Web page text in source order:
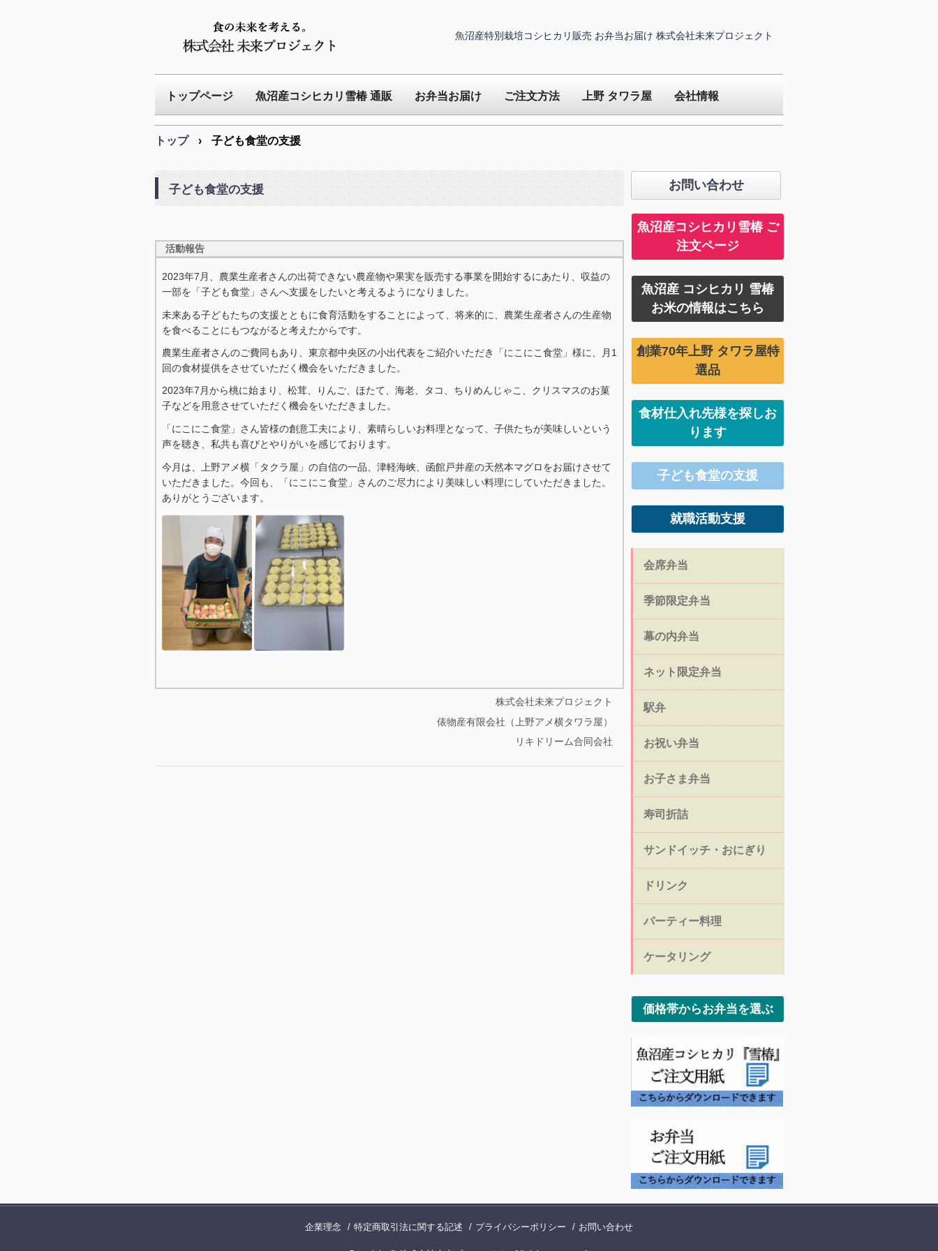
魚沼産特別栽培コシヒカリ販売 お弁当お届け 株式会社未来プロジェクト
トップページ 魚沼産コシヒカリ雪椿 通販 お弁当お届け ご注文方法 上野 タワラ屋 会社情報
トップ › 子ども食堂の支援
子ども食堂の支援
活動報告
2023年7月、農業生産者さんの出荷できない農産物や果実を販売する事業を開始するにあたり、収益の
一部を「子ども食堂」さんへ支援をしたいと考えるようになりました。
未来ある子どもたちの支援とともに食育活動をすることによって、将来的に、農業生産者さんの生産物
を食べることにもつながると考えたからです。
農業生産者さんのご費同もあり、東京都中央区の小出代表をご紹介いただき「にこにこ食堂」様に、月1
回の食材提供をさせていただく機会をいただきました。
2023年7月から桃に始まり、松茸、りんご、ほたて、海老、タコ、ちりめんじゃこ、クリスマスのお菓
子などを用意させていただく機会をいただきました。
「にこにこ食堂」さん皆様の創意工夫により、素晴らしいお料理となって、子供たちが美味しいという
声を聴き、私共も喜びとやりがいを感じております。
今月は、上野アメ横「タクラ屋」の自信の一品、津軽海峡、函館戸井産の天然本マグロをお届けさせて
いただきました。今回も、「にこにこ食堂」さんのご尽力により美味しい料理にしていただきました。
ありがとうございます。
株式会社未来プロジェクト
俵物産有限会社（上野アメ横タワラ屋）
リキドリーム合同会社
お問い合わせ
魚沼産コシヒカリ雪椿 ご
注文ページ
魚沼産 コシヒカリ 雪椿
お米の情報はこちら
創業70年上野 タワラ屋特
選品
食材仕入れ先様を探しお
ります
子ども食堂の支援
就職活動支援
会席弁当
季節限定弁当
幕の内弁当
ネット限定弁当
駅弁
お祝い弁当
お子さま弁当
寿司折詰
サンドイッチ・おにぎり
ドリンク
パーティー料理
ケータリング
価格帯からお弁当を選ぶ
企業理念 特定商取引法に関する記述 プライバシーポリシー お問い合わせ